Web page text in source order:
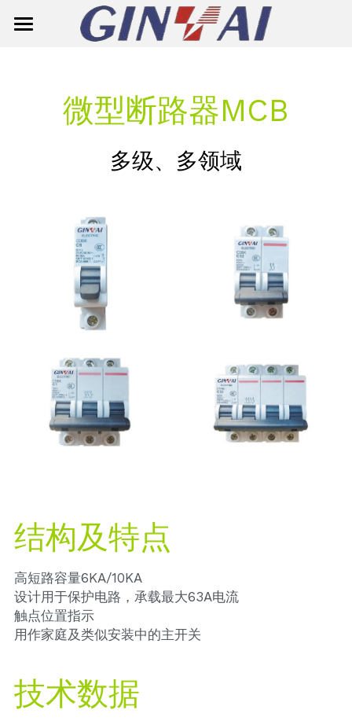
产品中心
三相智能表
表箱
断路器
通用保护断路器
微型断路器MCB
绝缘子
复合悬式耐张绝缘子
复合通用绝缘子
线路柱式绝缘子
针式绝缘子
浪涌保护器
绝缘穿刺线夹
张力线夹
搜索
简体中文
简体中文
Français
微型断路器MCB
多级、多领域
结构及特点
高短路容量6KA/10KA
设计用于保护电路，承载最大63A电流
触点位置指示
用作家庭及类似安装中的主开关
技术数据